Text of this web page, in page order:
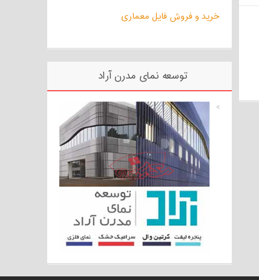
خرید و فروش فایل معماری
توسعه نمای مدرن آراد